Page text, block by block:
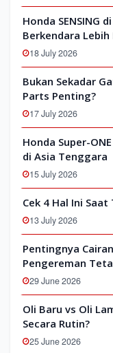
Honda SENSING
Berkendara Lebih
18 July 2026
Bukan Sekadar
Parts Penting?
17 July 2026
Honda Super-
di Asia Tenggara
15 July 2026
Cek 4 Hal Ini
13 July 2026
Pentingnya
Pengereman
29 June 2026
Oli Baru vs Oli
Secara Rutin?
25 June 2026